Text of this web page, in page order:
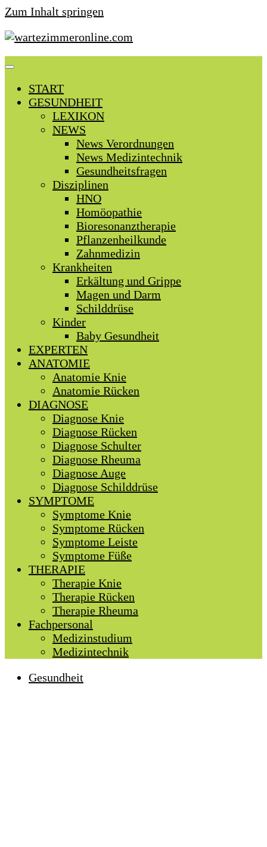
Zum Inhalt springen
START
GESUNDHEIT
LEXIKON
NEWS
News Verordnungen
News Medizintechnik
Gesundheitsfragen
Disziplinen
HNO
Homöopathie
Bioresonanztherapie
Pflanzenheilkunde
Zahnmedizin
Krankheiten
Erkältung und Grippe
Magen und Darm
Schilddrüse
Kinder
Baby Gesundheit
EXPERTEN
ANATOMIE
Anatomie Knie
Anatomie Rücken
DIAGNOSE
Diagnose Knie
Diagnose Rücken
Diagnose Schulter
Diagnose Rheuma
Diagnose Auge
Diagnose Schilddrüse
SYMPTOME
Symptome Knie
Symptome Rücken
Symptome Leiste
Symptome Füße
THERAPIE
Therapie Knie
Therapie Rücken
Therapie Rheuma
Fachpersonal
Medizinstudium
Medizintechnik
Gesundheit